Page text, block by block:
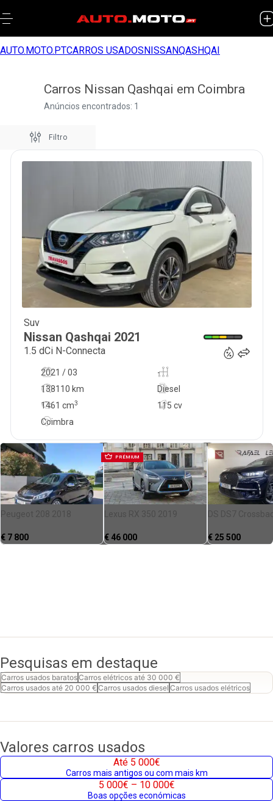
AUTO.MOTO.PTCARROS USADOSNISSANQASHQAI
Carros Nissan Qashqai em Coimbra
Anúncios encontrados: 1
Filtro
Suv
Nissan Qashqai 2021
1.5 dCi N-Connecta
2021 / 03
-
138110 km
115 cv
Diesel
1461 cm3
Coimbra
Peugeot 208 2018
€ 7 800
PRÉMIUM
Lexus RX 350 2019
€ 46 000
DS DS7
€ 25 500
Pesquisas em destaque
Carros usados baratosCarros elétricos até 30 000 €
Carros usados até 20 000 € Carros usados diesel Carros usados elétricos
Valores carros usados
Até 5 000€
Carros mais antigos ou com mais km
5 000€ – 10 000€
Boas opções económicas